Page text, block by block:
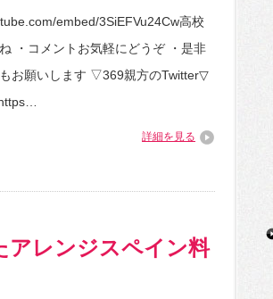
embed/3SiEFVu24Cw高校
・コメントお気軽にどうぞ ・是非
お願いします ▽369親方のTwitter▽
詳細を見る
アレンジスペイン料